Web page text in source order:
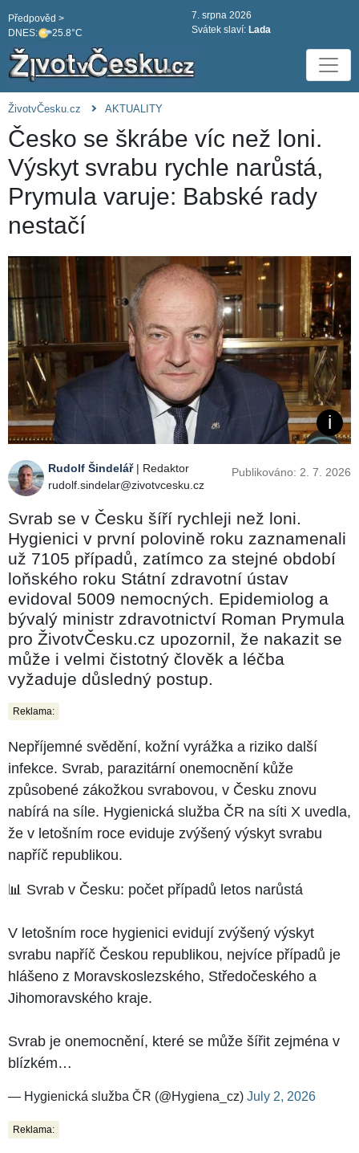
DNES: 25.8°C
Předpověd >
7. srpna 2026
Svátek slaví: Lada
ŽivotvČesku.cz AKTUALITY
Česko se škrábe víc než loni.
Výskyt svrabu rychle narůstá,
Prymula varuje: Babské rady
nestačí
Rudolf Šindelář| Redaktor
rudolf.sindelar@zivotvcesku.cz
Publikováno: 2. 7. 2026
Svrab se v Česku šíří rychleji než loni.
Hygienici v první polovině roku zaznamenali
už 7105 případů, zatímco za stejné období
loňského roku Státní zdravotní ústav
evidoval 5009 nemocných. Epidemiolog a
bývalý ministr zdravotnictví Roman Prymula
pro ŽivotvČesku.cz upozornil, že nakazit se
může i velmi čistotný člověk a léčba
vyžaduje důsledný postup.
Reklama:
Nepříjemné svědění, kožní vyrážka a riziko další
infekce. Svrab, parazitární onemocnění kůže
způsobené zákožkou svrabovou, v Česku znovu
nabírá na síle. Hygienická služba ČR na síti X uvedla,
že v letošním roce eviduje zvýšený výskyt svrabu
napříč republikou.
📊 Svrab v Česku: počet případů letos narůstá
V letošním roce hygienici evidují zvýšený výskyt
svrabu napříč Českou republikou, nejvíce případů je
hlášeno z Moravskoslezského, Středočeského a
Jihomoravského kraje.
Svrab je onemocnění, které se může šířit zejména v
blízkém…
— Hygienická služba ČR (@Hygiena_cz) July 2, 2026
Reklama: